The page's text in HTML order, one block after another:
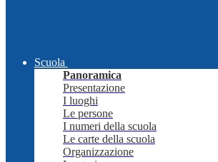
Scuola
Panoramica
Presentazione
I luoghi
Le persone
I numeri della scuola
Le carte della scuola
Organizzazione